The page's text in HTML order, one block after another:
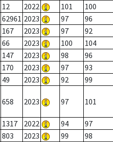
12 2022 101 100
62961 2023 97 96
167 2023 97 92
66 2023 100 104
147 2023 98 96
170 2023 97 93
49 2023 92 99
658 2023 97 101
1317 2022 94 97
803 2023 99 98